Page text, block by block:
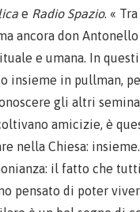
e Radio Spazio. «
ancora don Antonello
e umana. In
insieme in pullman,
gli altri
amicizie, è
nella Chiesa:
il fatto che
pensato di poter